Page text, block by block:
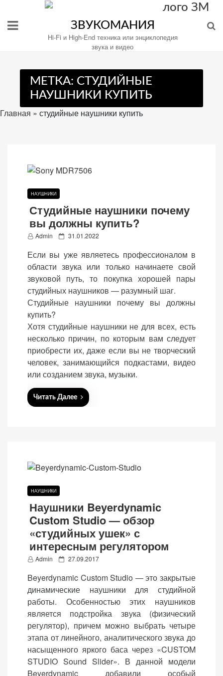
содержимому
ЗВУКОМАНИЯ
Hi-Fi и High-End техника или энциклопедия
звука и видео
МЕТКА: СТУДИЙНЫЕ
НАУШНИКИ КУПИТЬ
Главная » студийные наушники купить
НАУШНИКИ
Студийные наушники почему
вы должны купить?
Admin
P
s
t
e
d
o
31.01.2022
Если вы уже являетесь профессионалом в
области звука или только начинаете свой
звуковой путь, то покупка хорошей пары
студийных наушников — разумный шаг.
Студийные наушники почему вы должны
купить?
Хотя студийные наушники не для всех, есть
несколько причин, по которым вам следует
приобрести их, даже если вы не творческий
человек, занимающийся подкастами, видео
или созданием звука, музыки.
Читать Далее
НАУШНИКИ
Наушники Beyerdynamic
Custom Studio — обзор
«студийных ушек» с
интересным регулятором
Admin
P
s
t
e
o
n
27.09.2017
Beyerdynamic Custom Studio — это закрытые
динамические наушники для студийной
работы. Особенностью этих наушников
является подстройка звука (физический
регулятор), причем можно выбрать четыре
этапа от линейного, аналитического звука до
насыщенного яркого баса через «CUSTOM
STUDIO Sound Slider». В данной модели
Beyerdynamic добавили особый
«Принять
все»
«Настройки
cookie»
Настройте
файлы
cookie
для
Обязательные
(технические)
Необходимы для
работы сайта.
Сохраняют
настройки,
Функциональные
Обеспечивают
нормальную
работу сайта. Если
вы откажетесь от
использования
этих файлов
cookie, некоторые
функции веб-сайта
исчезнут.
Статистические
(аналитика)
Анализируют
посещаемость